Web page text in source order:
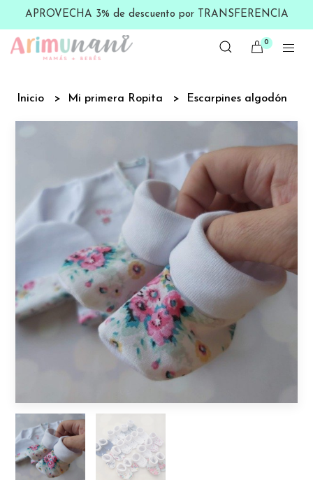
APROVECHA 3% de descuento por TRANSFERENCIA
0
Inicio Mi primera Ropita Escarpines algodón